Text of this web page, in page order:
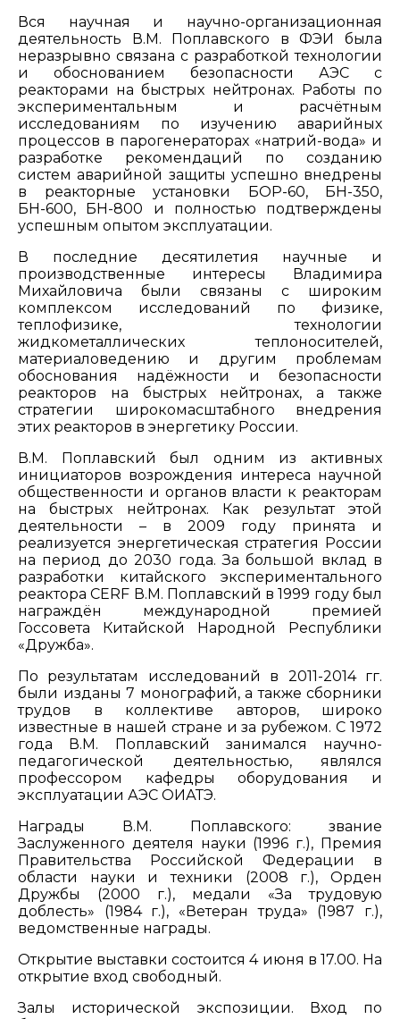
Вся научная и научно-организационная
деятельность В.М. Поплавского в ФЭИ была
неразрывно связана с разработкой технологии
и обоснованием безопасности АЭС с
реакторами на быстрых нейтронах. Работы по
экспериментальным и расчётным
исследованиям по изучению аварийных
процессов в парогенераторах «натрий-вода» и
разработке рекомендаций по созданию
систем аварийной защиты успешно внедрены
в реакторные установки БОР-60, БН-350,
БН-600, БН-800 и полностью подтверждены
успешным опытом эксплуатации.
В последние десятилетия научные и
производственные интересы Владимира
Михайловича были связаны с широким
комплексом исследований по физике,
теплофизике, технологии
жидкометаллических теплоносителей,
материаловедению и другим проблемам
обоснования надёжности и безопасности
реакторов на быстрых нейтронах, а также
стратегии широкомасштабного внедрения
этих реакторов в энергетику России.
В.М. Поплавский был одним из активных
инициаторов возрождения интереса научной
общественности и органов власти к реакторам
на быстрых нейтронах. Как результат этой
деятельности – в 2009 году принята и
реализуется энергетическая стратегия России
на период до 2030 года. За большой вклад в
разработки китайского экспериментального
реактора CERF В.М. Поплавский в 1999 году был
награждён международной премией
Госсовета Китайской Народной Республики
«Дружба».
По результатам исследований в 2011-2014 гг.
были изданы 7 монографий, а также сборники
трудов в коллективе авторов, широко
известные в нашей стране и за рубежом. С 1972
года В.М. Поплавский занимался научно-
педагогической деятельностью, являлся
профессором кафедры оборудования и
эксплуатации АЭС ОИАТЭ.
Награды В.М. Поплавского: звание
Заслуженного деятеля науки (1996 г.), Премия
Правительства Российской Федерации в
области науки и техники (2008 г.), Орден
Дружбы (2000 г.), медали «За трудовую
доблесть» (1984 г.), «Ветеран труда» (1987 г.),
ведомственные награды.
Открытие выставки состоится 4 июня в 17.00. На
открытие вход свободный.
Залы исторической экспозиции. Вход по